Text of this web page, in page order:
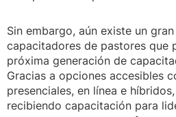
Sin embargo, aún existe un
capacitadores de pastores que
próxima generación de
Gracias a opciones accesibles
presenciales, en línea e
recibiendo capacitación para